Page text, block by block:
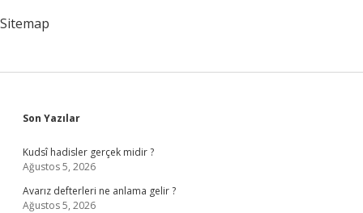
Sitemap
Sidebar
Son Yazılar
Kudsî hadisler gerçek midir ?
Ağustos 5, 2026
Avarız defterleri ne anlama gelir ?
Ağustos 5, 2026